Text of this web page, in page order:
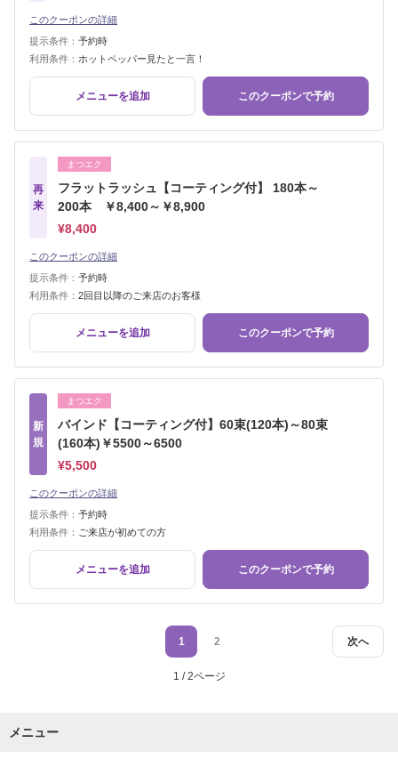
このクーポンの詳細
提示条件： 予約時
利用条件： ホットペッパー見たと一言！
メニューを追加 このクーポンで予約
再
来
まつエク
フラットラッシュ【コーティング付】 180本～
200本 ￥8,400～￥8,900
¥8,400
このクーポンの詳細
提示条件： 予約時
利用条件： 2回目以降のご来店のお客様
メニューを追加 このクーポンで予約
新
規
まつエク
バインド【コーティング付】60束(120本)～80束
(160本)￥5500～6500
¥5,500
このクーポンの詳細
提示条件： 予約時
利用条件： ご来店が初めての方
メニューを追加 このクーポンで予約
次へ
1 2
1 / 2ページ
メニュー